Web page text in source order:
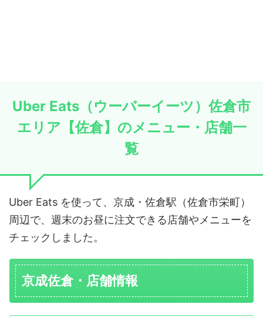
Uber Eats（ウーバーイーツ）佐倉市
エリア【佐倉】のメニュー・店舗一
覧
Uber Eats を使って、京成・佐倉駅（佐倉市栄町）
周辺で、週末のお昼に注文できる店舗やメニューを
チェックしました。
京成佐倉・店舗情報